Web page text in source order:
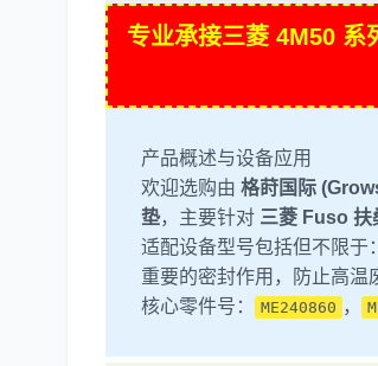
专业承接三菱 4M50 系
产品概述与设备应用
欢迎选购由 格莳国际
垫，主要针对 三菱 Fuso 扶
适配设备型号包括但不限于：
重要的密封作用，防止高温
核心零件号：
ME240860 ，